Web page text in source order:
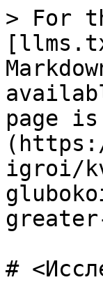
> For
page
igroi/
#